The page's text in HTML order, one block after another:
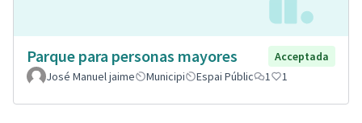
Parque para personas mayores
Acceptada
José Manuel jaime
Municipi Espai Públic 1 1